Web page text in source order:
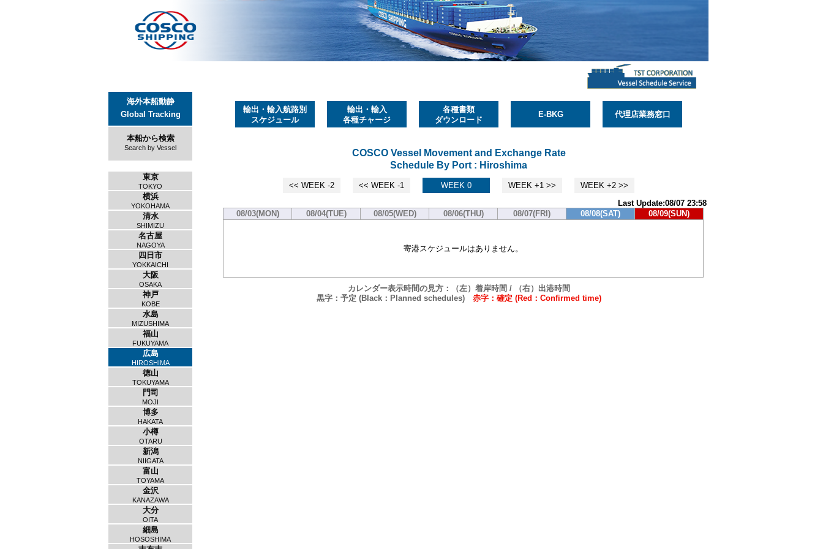
海外本船動静
Global Tracking
本船から検索
Search by Vessel
東京
TOKYO
横浜
YOKOHAMA
清水
SHIMIZU
名古屋
NAGOYA
四日市
YOKKAICHI
大阪
OSAKA
神戸
KOBE
水島
MIZUSHIMA
福山
FUKUYAMA
広島
HIROSHIMA
徳山
TOKUYAMA
門司
MOJI
博多
HAKATA
小樽
OTARU
新潟
NIIGATA
富山
TOYAMA
金沢
KANAZAWA
大分
OITA
細島
HOSOSHIMA
輸出・輸入航路別
スケジュール
輸出・輸入
各種チャージ
各種書類
ダウンロード
E-BKG 代理店業務窓口
COSCO Vessel Movement and Exchange Rate
Schedule By Port : Hiroshima
<< WEEK -2 << WEEK -1 WEEK 0 WEEK +1 >>
WEEK +2 >>
Last Update:08/07 23:58
08/03(MON)
08/04(TUE) 08/05(WED) 08/06(THU) 08/07(FRI) 08/08(SAT) 08/09(SUN)
寄港スケジュールはありません。
カレンダー表示時間の見方：（左）着岸時間 / （右）出港時間
黒字：予定 (Black：Planned schedules) 赤字：確定 (Red：Confirmed time)